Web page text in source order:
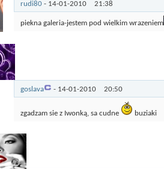
rudi80 - 14-01-2010 21:38
piekna galeria-jestem pod wielkim wrazeniem
goslava - 14-01-2010 20:50
zgadzam sie z Iwonką, sa cudne buziaki